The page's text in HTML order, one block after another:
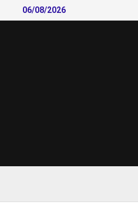
to
06/08/2026